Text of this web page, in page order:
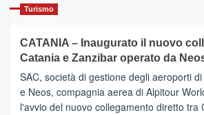
Turismo
CATANIA – Inaugurato il nuovo
Catania e Zanzibar operato da
SAC, società di gestione degli aeroporti
e Neos, compagnia aerea di Alpitour
l'avvio del nuovo collegamento diretto tra